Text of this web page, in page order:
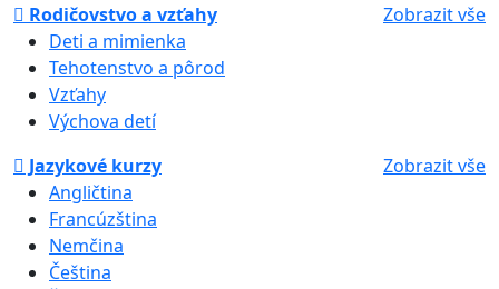
Rodičovstvo a vzťahy
Zobrazit vše
Deti a mimienka
Tehotenstvo a pôrod
Vzťahy
Výchova detí
Jazykové kurzy
Zobrazit vše
Angličtina
Francúzština
Nemčina
Čeština